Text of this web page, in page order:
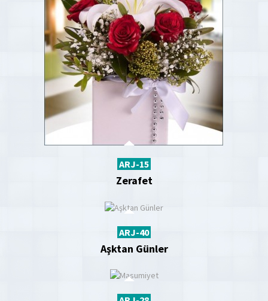
ARJ-15
Zerafet
ARJ-40
Aşktan Günler